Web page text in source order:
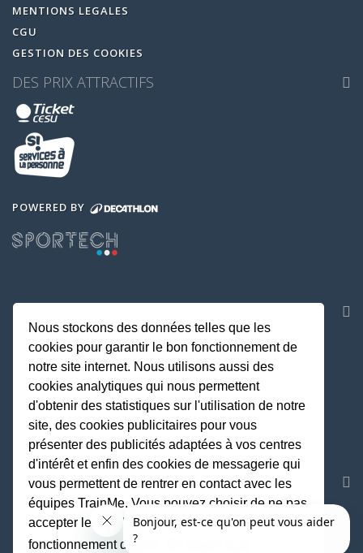
MENTIONS LEGALES
CGU
GESTION DES COOKIES
DES PRIX ATTRACTIFS
POWERED BY
REJOIGNEZ LA COMMUNAUTE
Nous stockons des données telles que les
cookies pour garantir le bon fonctionnement de
notre site internet. Nous utilisons aussi des
cookies analytiques qui nous permettent
d'obtenir des statistiques sur l'utilisation de notre
site, des cookies publicitaires pour vous
présenter des publicités adaptées à vos centres
d'intérêt et enfin des cookies de messagerie qui
vous permettent de rentrer en contact avec les
équipes TrainMe. Vous pouvez choisir de ne pas
accepter les cookies non indispensables au
fonctionnement du site.